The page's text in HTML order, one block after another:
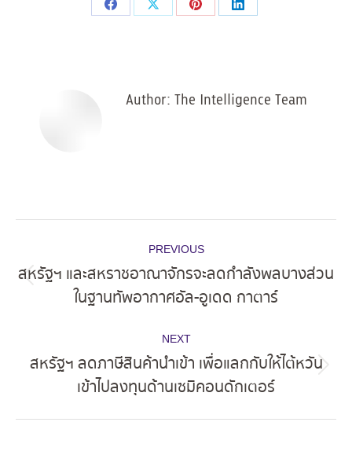
Share
Share
Share
Share
Author: The Intelligence Team
navigation
PREVIOUS
post:
สหรัฐฯ และสหราชอาณาจักรจะลดกำลังพลบางส่วน
ในฐานทัพอากาศอัล-อูเดด กาตาร์
NEXT
post:
สหรัฐฯ ลดภาษีสินค้านำเข้า เพื่อแลกกับให้ไต้หวัน
เข้าไปลงทุนด้านเซมิคอนดักเตอร์